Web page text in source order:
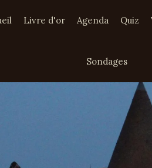
Livre d'or Agenda Quiz
Sondages